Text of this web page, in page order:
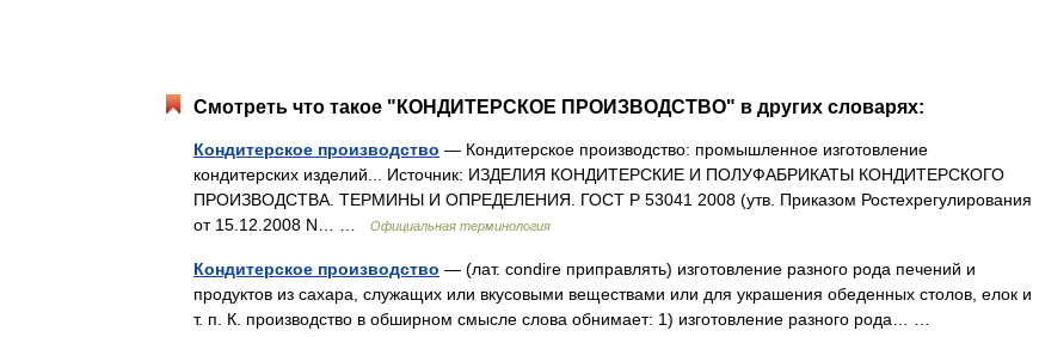
Смотреть что такое "КОНДИТЕРСКОЕ ПРОИЗВОДСТВО" в других словарях:
Кондитерское производство — Кондитерское производство: промышленное изготовление
кондитерских изделий... Источник: ИЗДЕЛИЯ КОНДИТЕРСКИЕ И ПОЛУФАБРИКАТЫ КОНДИТЕРСКОГО
ПРОИЗВОДСТВА. ТЕРМИНЫ И ОПРЕДЕЛЕНИЯ. ГОСТ Р 53041 2008 (утв. Приказом Ростехрегулирования
от 15.12.2008 N… …
Официальная терминология
Кондитерское производство — (лат. condire приправлять) изготовление разного рода печений и
продуктов из сахара, служащих или вкусовыми веществами или для украшения обеденных столов, елок и
т. п. К. производство в обширном смысле слова обнимает: 1) изготовление разного рода… …